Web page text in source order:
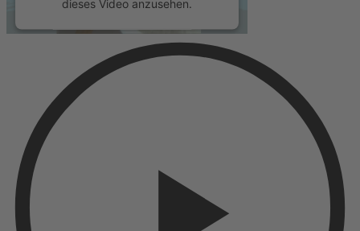
dieses Video anzusehen.
Mehr Informationen
Akzeptieren
powered by
Management Platform